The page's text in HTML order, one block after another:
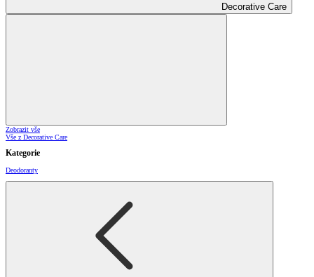
Decorative Care
Zobrazit vše
Vše z Decorative Care
Kategorie
Deodoranty